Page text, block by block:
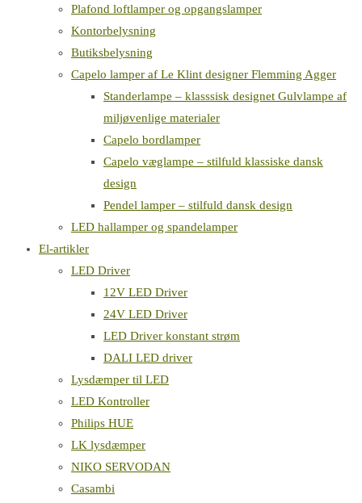
Plafond loftlamper og opgangslamper
Kontorbelysning
Butiksbelysning
Capelo lamper af Le Klint designer Flemming Agger
Standerlampe – klasssisk designet Gulvlampe af
miljøvenlige materialer
Capelo bordlamper
Capelo væglampe – stilfuld klassiske dansk
design
Pendel lamper – stilfuld dansk design
LED hallamper og spandelamper
El-artikler
LED Driver
12V LED Driver
24V LED Driver
LED Driver konstant strøm
DALI LED driver
Lysdæmper til LED
LED Kontroller
Philips HUE
LK lysdæmper
NIKO SERVODAN
Casambi